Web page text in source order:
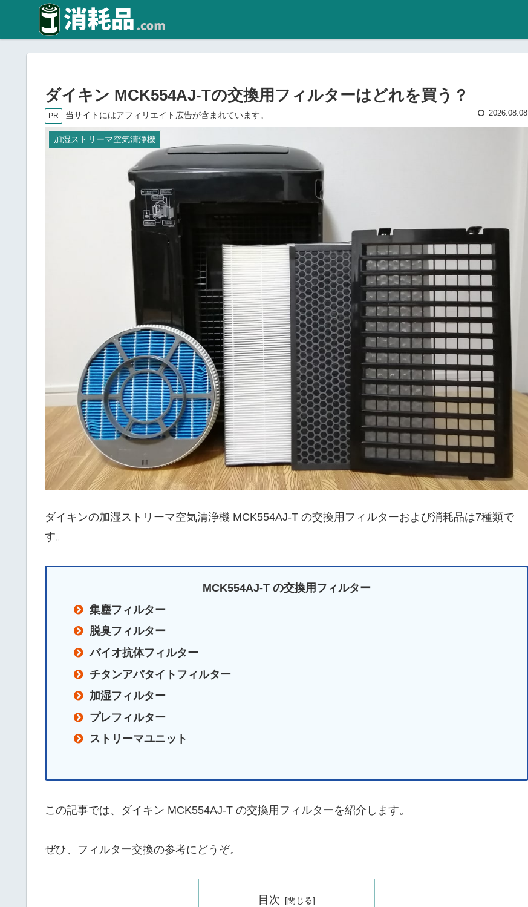
ダイキン MCK554AJ-Tの交換用フィルターはどれを買う？
PR 当サイトにはアフィリエイト広告が含まれています。 2026.08.08
加湿ストリーマ空気清浄機
ダイキンの加湿ストリーマ空気清浄機 MCK554AJ-T の交換用フィルターおよび消耗品は7種類で
す。
MCK554AJ-T の交換用フィルター
集塵フィルター
脱臭フィルター
バイオ抗体フィルター
チタンアパタイトフィルター
加湿フィルター
プレフィルター
ストリーマユニット
この記事では、ダイキン MCK554AJ-T の交換用フィルターを紹介します。
ぜひ、フィルター交換の参考にどうぞ。
目次